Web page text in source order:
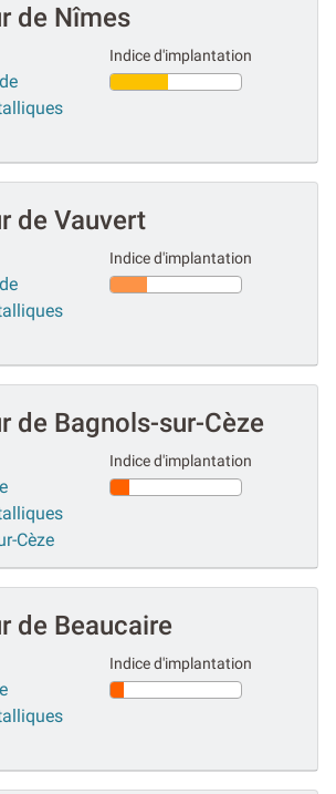
de Nîmes
Indice d'implantation
de Vauvert
Indice d'implantation
de Bagnols-sur-Cèze
Cèze
Indice d'implantation
de Beaucaire
Indice d'implantation